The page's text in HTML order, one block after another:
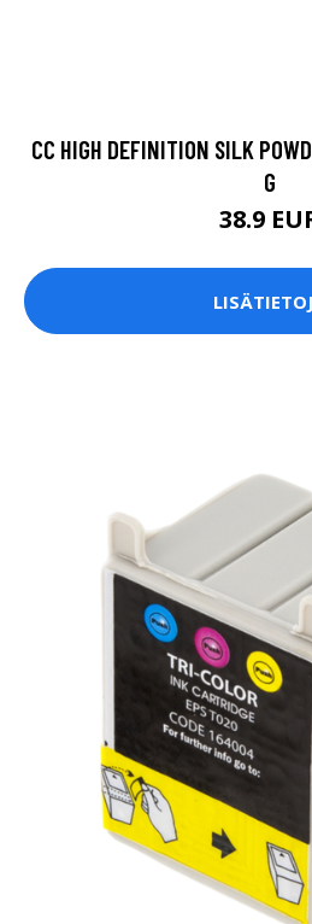
CC HIGH DEFINITION SILK
G
38.9